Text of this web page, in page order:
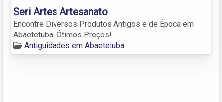
Seri Artes Artesanato
Encontre Diversos Produtos Antigos e de Época em
Abaetetuba. Ótimos Preços!
Antiguidades em Abaetetuba